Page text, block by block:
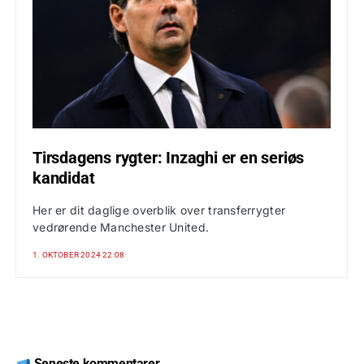
Tirsdagens rygter: Inzaghi er en seriøs
kandidat
Her er dit daglige overblik over transferrygter
vedrørende Manchester United.
1. OKTOBER 2024 22:08